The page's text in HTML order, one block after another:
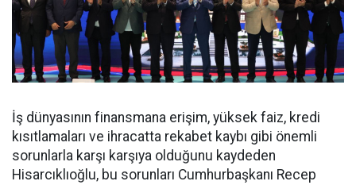
İş dünyasının finansmana erişim, yüksek faiz, kredi
kısıtlamaları ve ihracatta rekabet kaybı gibi önemli
sorunlarla karşı karşıya olduğunu kaydeden
Hisarcıklıoğlu, bu sorunları Cumhurbaşkanı Recep